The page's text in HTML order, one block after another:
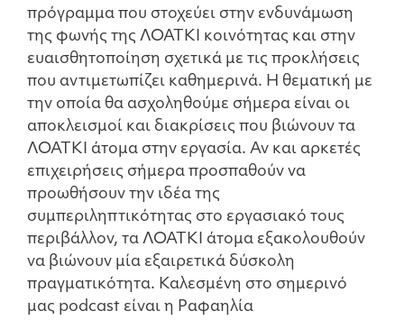
πρόγραμμα που στοχεύει στην ενδυνάμωση
της φωνής της ΛΟΑΤΚΙ κοινότητας και στην
ευαισθητοποίηση σχετικά με τις προκλήσεις
που αντιμετωπίζει καθημερινά. Η θεματική με
την οποία θα ασχοληθούμε σήμερα είναι οι
αποκλεισμοί και διακρίσεις που βιώνουν τα
ΛΟΑΤΚΙ άτομα στην εργασία. Αν και αρκετές
επιχειρήσεις σήμερα προσπαθούν να
προωθήσουν την ιδέα της
συμπεριληπτικότητας στο εργασιακό τους
περιβάλλον, τα ΛΟΑΤΚΙ άτομα εξακολουθούν
να βιώνουν μία εξαιρετικά δύσκολη
πραγματικότητα. Καλεσμένη στο σημερινό
μας podcast είναι η Ραφαηλία